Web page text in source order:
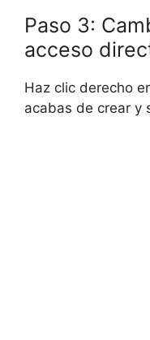
Paso 3:
acceso
Haz clic derecho
acabas de crear y